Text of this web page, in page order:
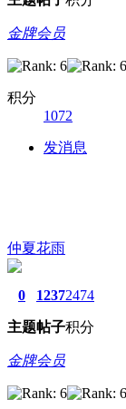
金牌会员
积分
1072
发消息
仲夏花雨
0
主题
1237
帖子
2474
积分
金牌会员